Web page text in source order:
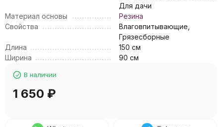
Для дачи
Материал основы
Резина
Свойства
Влаговпитывающие,
Грязесборные
Длина
150 см
Ширина
90 см
В наличии
1 650 ₽